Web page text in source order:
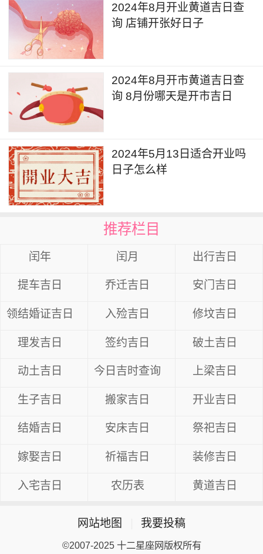
2024年8月开业黄道吉日查
询 店铺开张好日子
2024年8月开市黄道吉日查
询 8月份哪天是开市吉日
2024年5月13日适合开业吗
日子怎么样
推荐栏目
闰年 闰月 出行吉日
提车吉日 乔迁吉日 安门吉日
领结婚证吉日 入殓吉日 修坟吉日
理发吉日 签约吉日 破土吉日
动土吉日 今日吉时查询 上梁吉日
生子吉日 搬家吉日 开业吉日
结婚吉日 安床吉日 祭祀吉日
嫁娶吉日 祈福吉日 装修吉日
入宅吉日 农历表 黄道吉日
网站地图 我要投稿
©2007-2025 十二星座网版权所有